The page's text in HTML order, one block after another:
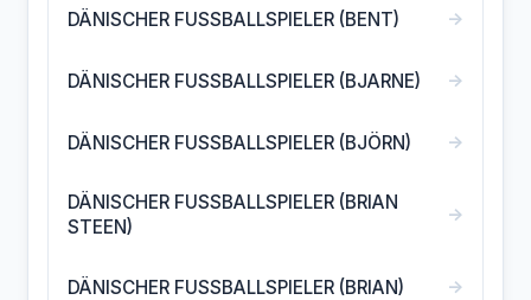
DÄNISCHER FUSSBALLSPIELER (BENT) →
DÄNISCHER FUSSBALLSPIELER (BJARNE) →
DÄNISCHER FUSSBALLSPIELER (BJÖRN) →
DÄNISCHER FUSSBALLSPIELER (BRIAN
STEEN)
→
DÄNISCHER FUSSBALLSPIELER (BRIAN) →